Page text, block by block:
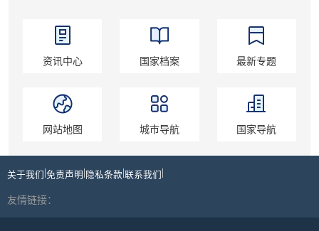
资讯中心 国家档案 最新专题
网站地图 城市导航 国家导航
关于我们 免责声明 隐私条款 联系我们
友情链接：